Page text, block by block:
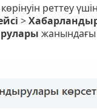
реттеу
>
жанындағы